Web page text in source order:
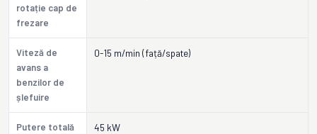
rotație cap de
frezare
Viteză de
avans a
benzilor de
șlefuire
0-15 m/min (față/spate)
Putere totală
45 kW